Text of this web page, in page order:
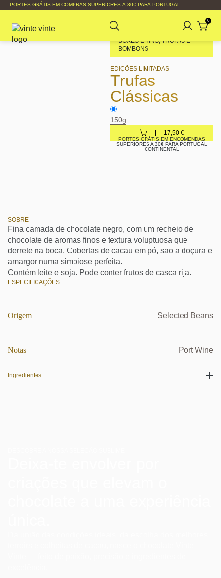
PORTES GRÁTIS EM COMPRAS SUPERIORES A 30€ PARA PORTUGAL
CONTINENTAL
0
BOXES E TINS, TRUFAS E
BOMBONS
EDIÇÕES LIMITADAS
Trufas
Clássicas
150g
17,50 €
PORTES GRÁTIS EM ENCOMENDAS
SUPERIORES A 30€ PARA PORTUGAL
CONTINENTAL
SOBRE
Fina camada de chocolate negro, com um recheio de
chocolate de aromas finos e textura voluptuosa que
derrete na boca. Cobertas de cacau em pó, são a doçura e
amargor numa simbiose perfeita.
Contém leite e soja. Pode conter frutos de casca rija.
ESPECIFICAÇÕES
Origem Selected Beans
Notas Port Wine
Ingredientes